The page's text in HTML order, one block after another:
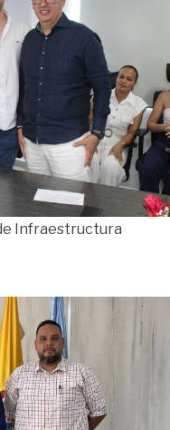
Infraestructura